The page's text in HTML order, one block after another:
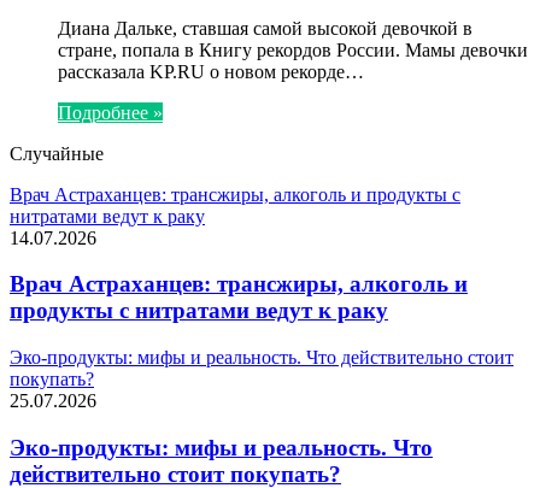
Диана Дальке, ставшая самой высокой девочкой в
стране, попала в Книгу рекордов России. Мамы девочки
рассказала KP.RU о новом рекорде…
Подробнее »
Случайные
Врач Астраханцев: трансжиры, алкоголь и продукты с
нитратами ведут к раку
14.07.2026
Врач Астраханцев: трансжиры, алкоголь и
продукты с нитратами ведут к раку
Эко-продукты: мифы и реальность. Что действительно стоит
покупать?
25.07.2026
Эко-продукты: мифы и реальность. Что
действительно стоит покупать?